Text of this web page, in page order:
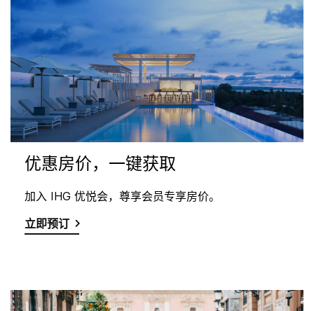
优惠房价，一键获取
加入 IHG 优悦会，尊享会员专享房价。
立即预订